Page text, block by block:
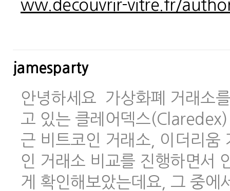
ww.decouvrir-vitre.fr/
jamesparty
안녕하세요 가상화폐 거래소
고 있는 클레어덱스
근 비트코인 거래소, 이더리움
인 거래소 비교를 진행하면서
게 확인해보았는데요, 그 중에